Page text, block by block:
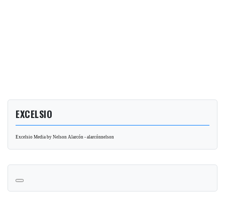
EXCELSIO
Excelsio Media by Nelson Alarcón - alarcónnelson